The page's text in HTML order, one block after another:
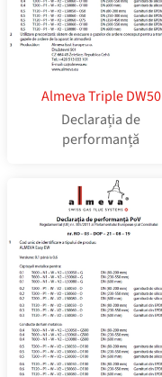
Almeva Triple DW50
Declarația de
performanță